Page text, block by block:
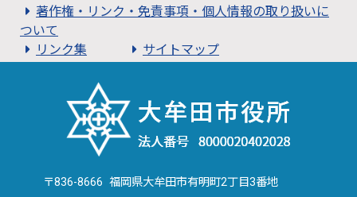
著作権・リンク・免責事項・個人情報の取り扱いに
ついて
リンク集
サイトマップ
〒836-8666 福岡県大牟田市有明町2丁目3番地